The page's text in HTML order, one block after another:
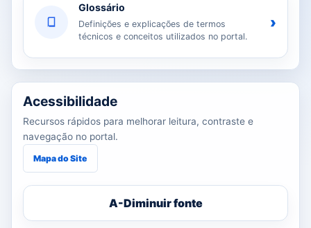
Glossário
Definições e explicações de termos
técnicos e conceitos utilizados no portal.
›
Acessibilidade
Recursos rápidos para melhorar leitura, contraste e
navegação no portal.
Mapa do Site
A-Diminuir fonte